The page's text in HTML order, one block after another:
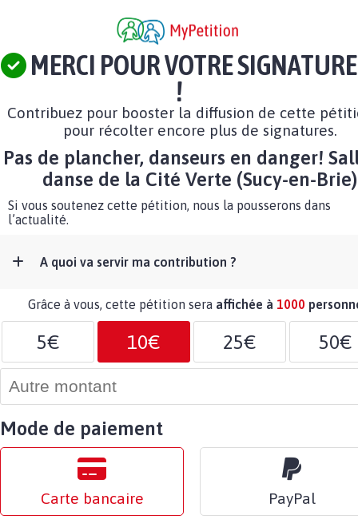
MERCI POUR VOTRE SIGNATURE
!
Contribuez pour booster la diffusion de cette
pour récolter encore plus de signatures.
Pas de plancher, danseurs en danger!
danse de la Cité Verte (Sucy-en-Brie)
Si vous soutenez cette pétition, nous la pousserons dans
l’actualité.
A quoi va servir ma contribution ?
Grâce à vous, cette pétition sera affichée à 1000
5€ 10€ 25€ 50€
Mode de paiement
Carte bancaire PayPal